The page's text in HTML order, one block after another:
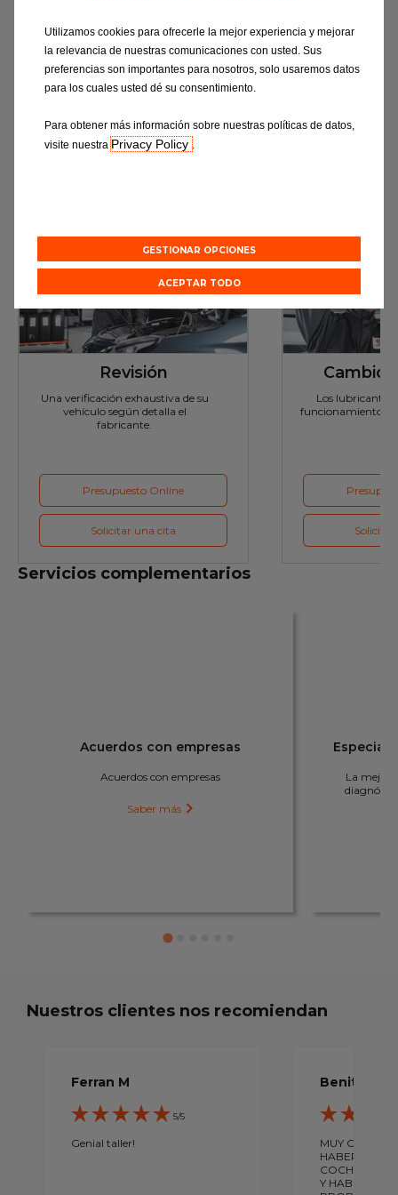
Revisión
Una verificación exhaustiva de su
vehículo según detalla el
fabricante.
Presupuesto Online
Solicitar una cita
Cambio
Los
funcionamiento
Servicios complementarios
Acuerdos con empresas
Acuerdos con empresas
Saber más
La mejor
Nuestros clientes nos recomiendan
Ferran M
5/5
Genial taller!
Benita V
MUY
HABEROS
COCHE POR
Y HABEIS
Utilizamos cookies para ofrecerle la mejor experiencia y mejorar
la relevancia de nuestras comunicaciones con usted. Sus
preferencias son importantes para nosotros, solo usaremos datos
para los cuales usted dé su consentimiento.
Para obtener más información sobre nuestras políticas de datos,
visite nuestraPrivacy Policy .
GESTIONAR OPCIONES
ACEPTAR TODO